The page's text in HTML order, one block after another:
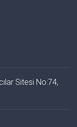
Sitesi No:74,